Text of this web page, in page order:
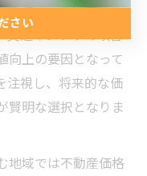
歩です。八尾市は大
交通インフラの改善
向上の要因となって
注視し、将来的な価
賢明な選択となりま
地域では不動産価格
さい
さい